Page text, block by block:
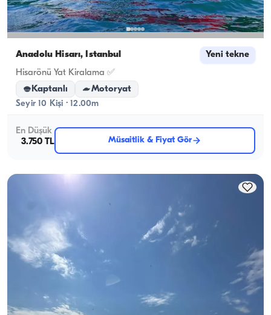
Anadolu Hisarı, İstanbul Yeni tekne
Hisarönü Yat Kiralama ✅
Kaptanlı
Motoryat
Seyir 10 Kişi · 12.00m
En Düşük
3.750 TL
Müsaitlik & Fiyat Gör